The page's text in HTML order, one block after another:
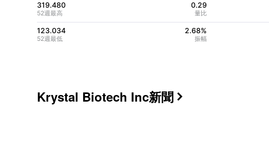
319.480
52週最高
0.29
量比
123.034
52週最低
2.68%
振幅
Krystal Biotech Inc新聞 